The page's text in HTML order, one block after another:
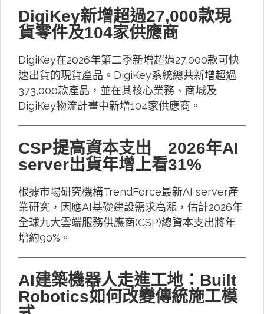
DigiKey新增超過27,000款現
貨零件及104家供應商
DigiKey在2026年第二季新增超過27,000款可快
速出貨的現貨產品。DigiKey系統總共新增超過
373,000款產品，並在其核心業務、商城及
DigiKey物流計畫中新增104家供應商。
CSP提高資本支出 2026年AI
server出貨年增上看31%
根據市場研究機構TrendForce最新AI server產
業研究，因應AI基礎建設需求高漲，估計2026年
全球九大雲端服務供應商(CSP)總資本支出將年
增約90%。
AI建築機器人走進工地：Built
Robotics如何改變傳統施工模